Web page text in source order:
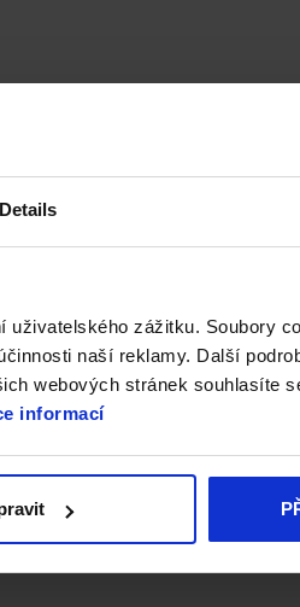
Details
zážitku. Soubory
naší reklamy. Další
webových stránek souhlasíte
informací